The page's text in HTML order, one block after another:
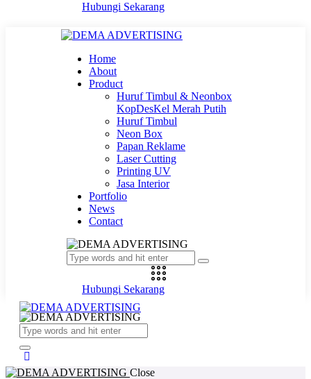
Hubungi Sekarang
Home
About
Product
Huruf Timbul & Neonbox
KopDesKel Merah Putih
Huruf Timbul
Neon Box
Papan Reklame
Laser Cutting
Printing UV
Jasa Interior
Portfolio
News
Contact
Hubungi Sekarang
Close